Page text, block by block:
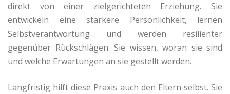
direkt von einer zielgerichteten Erziehung. Sie
entwickeln eine stärkere Persönlichkeit, lernen
Selbstverantwortung und werden resilienter
gegenüber Rückschlägen. Sie wissen, woran sie sind
und welche Erwartungen an sie gestellt werden.
Langfristig hilft diese Praxis auch den Eltern selbst. Sie